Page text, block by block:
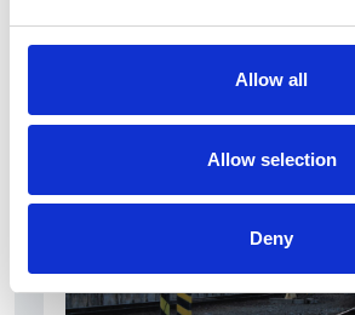
Allow all
Allow selection
Deny